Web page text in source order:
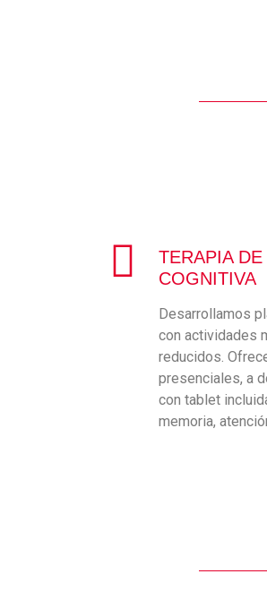
TERAPIA
COGNITIVA
Desarrollamos
con actividades
reducidos.
presenciales, a
con tablet
memoria,